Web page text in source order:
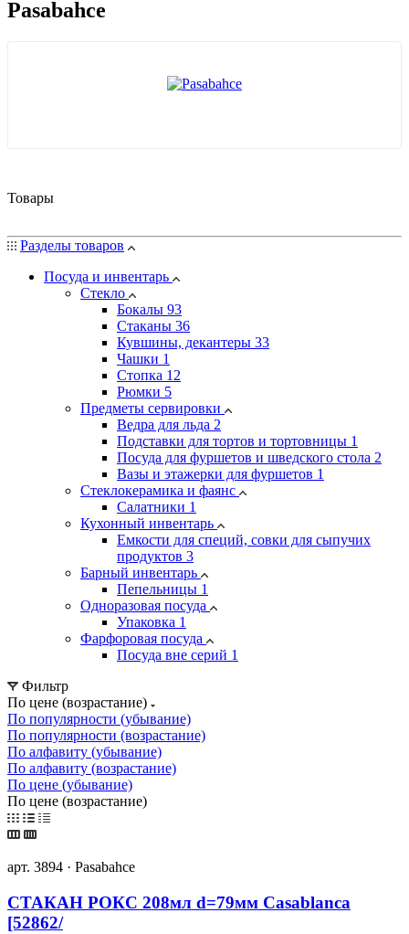
Pasabahce
Товары
Разделы товаров
Посуда и инвентарь
Стекло
Бокалы 93
Стаканы 36
Кувшины, декантеры 33
Чашки 1
Стопка 12
Рюмки 5
Предметы сервировки
Ведра для льда 2
Подставки для тортов и тортовницы 1
Посуда для фуршетов и шведского стола 2
Вазы и этажерки для фуршетов 1
Стеклокерамика и фаянс
Салатники 1
Кухонный инвентарь
Емкости для специй, совки для сыпучих
продуктов 3
Барный инвентарь
Пепельницы 1
Одноразовая посуда
Упаковка 1
Фарфоровая посуда
Посуда вне серий 1
Фильтр
По цене (возрастание)
По популярности (убывание)
По популярности (возрастание)
По алфавиту (убывание)
По алфавиту (возрастание)
По цене (убывание)
По цене (возрастание)
арт. 3894 · Pasabahce
СТАКАН РОКС 208мл d=79мм Casablanca
[52862/